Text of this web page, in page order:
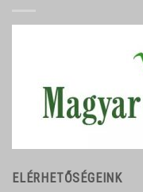
ELÉRHETŐSÉGEINK